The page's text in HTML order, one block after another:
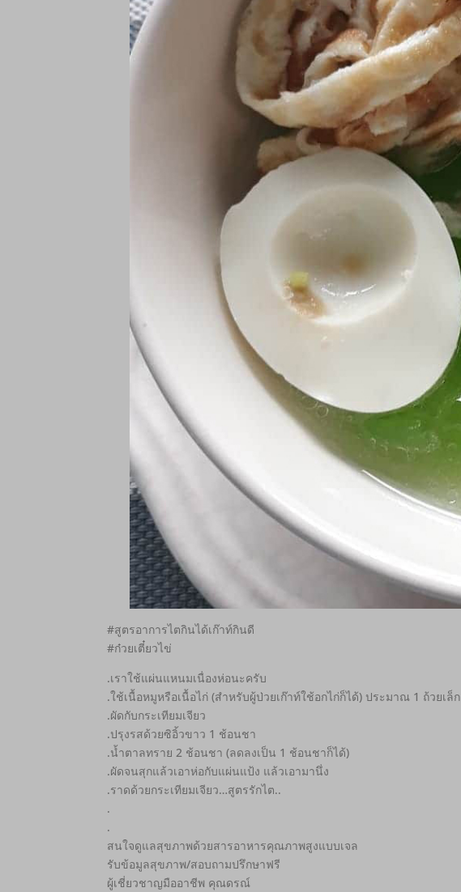
#สูตรอาการไตกินได้เก๊าท์กินดี
#ก๋วยเตี๋ยวไข่
.เราใช้แผ่นแหนมเนื่องห่อนะครับ
.ใช้เนื้อหมูหรือเนื้อไก่ (สำหรับผู้ป่วยเก๊าท์ใช้อกไก่ก็ได้) ประมาณ 1 ถ้วยเล็ก
.ผัดกับกระเทียมเจียว
.ปรุงรสด้วยซิอิ้วขาว 1 ช้อนชา
.น้ำตาลทราย 2 ช้อนชา (ลดลงเป็น 1 ช้อนชาก็ได้)
.ผัดจนสุกแล้วเอาห่อกับแผ่นแป้ง แล้วเอามานึ่ง
.ราดด้วยกระเทียมเจียว…สูตรรักไต..
.
.
สนใจดูแลสุขภาพด้วยสารอาหารคุณภาพสูงแบบเจล
รับข้อมูลสุขภาพ/สอบถามปรึกษาฟรี
ผู้เชี่ยวชาญมืออาชีพ คุณดรณ์